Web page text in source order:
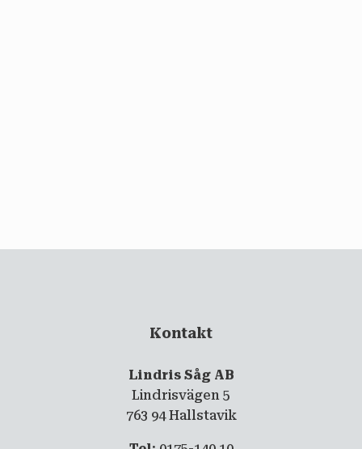
Kontakt
Lindris Såg AB
Lindrisvägen 5
763 94 Hallstavik